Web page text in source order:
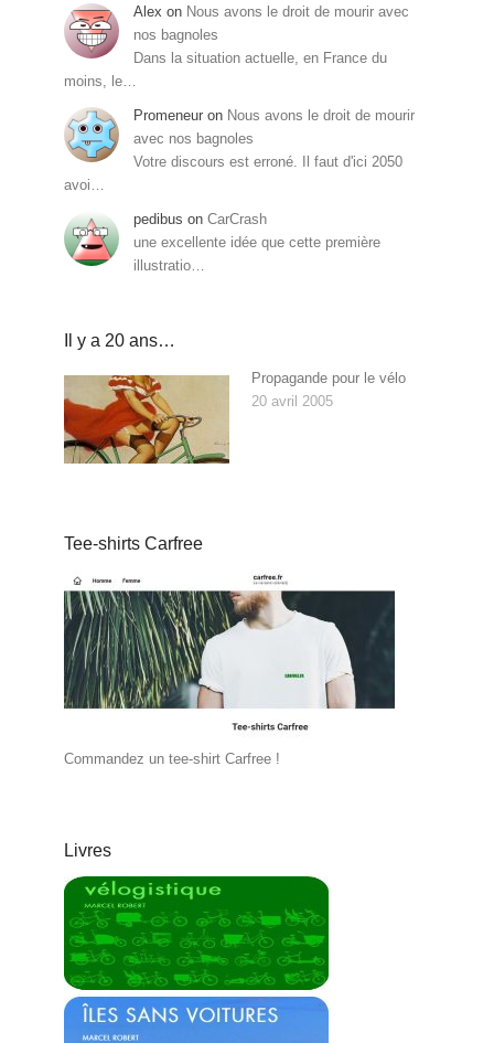
Alex on Nous avons le droit de mourir avec
nos bagnoles
Dans la situation actuelle, en France du
moins, le…
Promeneur on Nous avons le droit de mourir
avec nos bagnoles
Votre discours est erroné. Il faut d'ici 2050
avoi…
pedibus on CarCrash
une excellente idée que cette première
illustratio…
Il y a 20 ans…
Propagande pour le vélo
20 avril 2005
Tee-shirts Carfree
Commandez un tee-shirt Carfree !
Livres